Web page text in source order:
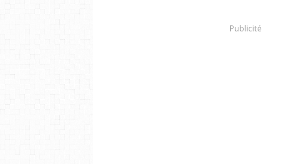
Publicité